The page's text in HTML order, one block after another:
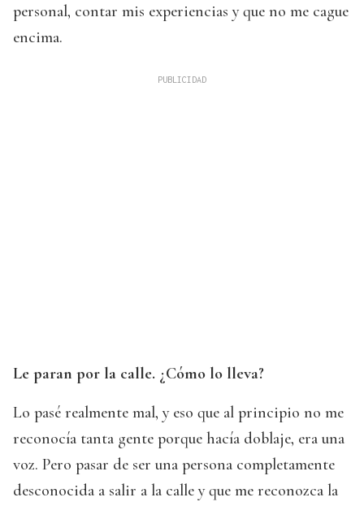
personal, contar mis experiencias y que no me cague
encima.
Le paran por la calle. ¿Cómo lo lleva?
Lo pasé realmente mal, y eso que al principio no me
reconocía tanta gente porque hacía doblaje, era una
voz. Pero pasar de ser una persona completamente
desconocida a salir a la calle y que me reconozca la